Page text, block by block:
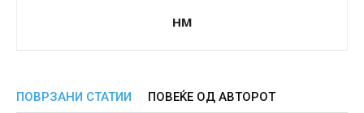
НМ
ПОВРЗАНИ СТАТИИ ПОВЕЌЕ ОД АВТОРОТ